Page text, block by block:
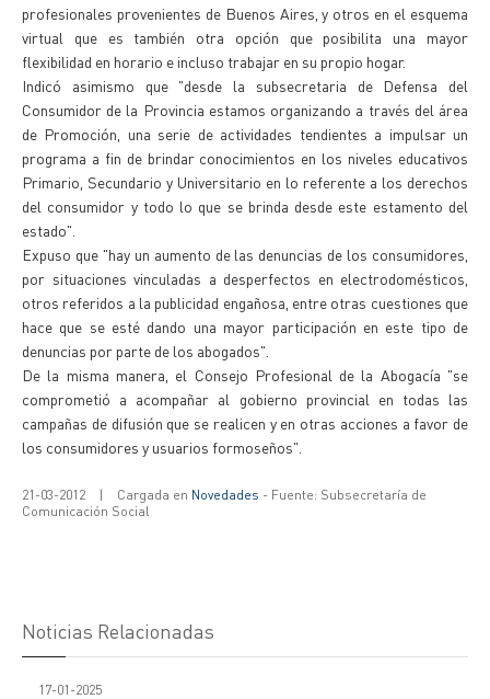
profesionales provenientes de Buenos Aires, y otros en el esquema
virtual que es también otra opción que posibilita una mayor
flexibilidad en horario e incluso trabajar en su propio hogar.
Indicó asimismo que "desde la subsecretaria de Defensa del
Consumidor de la Provincia estamos organizando a través del área
de Promoción, una serie de actividades tendientes a impulsar un
programa a fin de brindar conocimientos en los niveles educativos
Primario, Secundario y Universitario en lo referente a los derechos
del consumidor y todo lo que se brinda desde este estamento del
estado".
Expuso que "hay un aumento de las denuncias de los consumidores,
por situaciones vinculadas a desperfectos en electrodomésticos,
otros referidos a la publicidad engañosa, entre otras cuestiones que
hace que se esté dando una mayor participación en este tipo de
denuncias por parte de los abogados".
De la misma manera, el Consejo Profesional de la Abogacía "se
comprometió a acompañar al gobierno provincial en todas las
campañas de difusión que se realicen y en otras acciones a favor de
los consumidores y usuarios formoseños".
21-03-2012 | Cargada en Novedades - Fuente: Subsecretaría de
Comunicación Social
Noticias Relacionadas
17-01-2025